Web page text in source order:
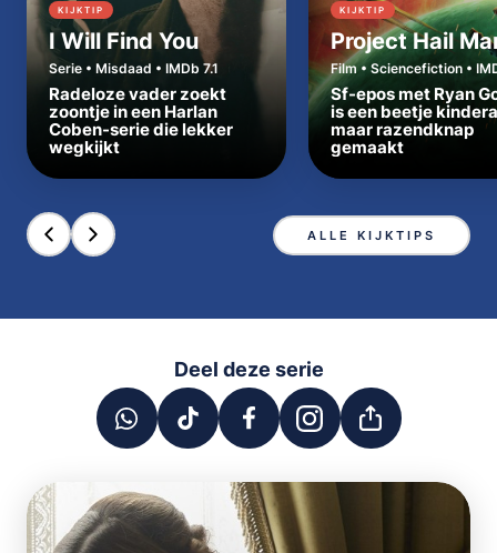
KIJKTIP
I Will Find You
Serie • Misdaad • IMDb 7.1
Radeloze vader zoekt
zoontje in een Harlan
Coben-serie die lekker
wegkijkt
KIJKTIP
Project Hail
Film • Sciencefiction •
Sf-epos met Ryan
is een beetje
maar razendknap
gemaakt
ALLE KIJKTIPS
Deel deze serie